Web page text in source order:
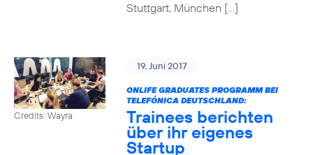
Stuttgart, München […]
Credits: Wayra
19. Juni 2017
ONLIFE GRADUATES PROGRAMM BEI
TELEFÓNICA DEUTSCHLAND:
Trainees berichten
über ihr eigenes
Startup